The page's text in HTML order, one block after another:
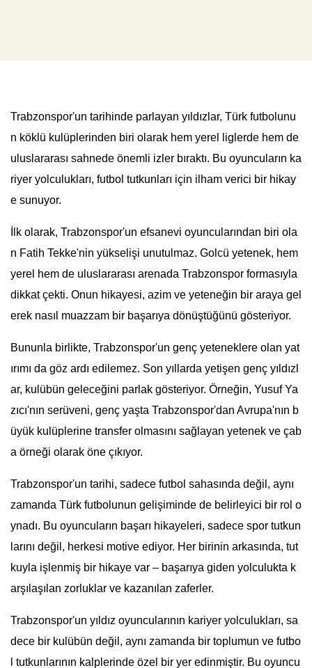
Trabzonspor'un tarihinde parlayan yıldızlar, Türk futbolunu
n köklü kulüplerinden biri olarak hem yerel liglerde hem de
uluslararası sahnede önemli izler bıraktı. Bu oyuncuların ka
riyer yolculukları, futbol tutkunları için ilham verici bir hikay
e sunuyor.
İlk olarak, Trabzonspor'un efsanevi oyuncularından biri ola
n Fatih Tekke'nin yükselişi unutulmaz. Golcü yetenek, hem
yerel hem de uluslararası arenada Trabzonspor formasıyla
dikkat çekti. Onun hikayesi, azim ve yeteneğin bir araya gel
erek nasıl muazzam bir başarıya dönüştüğünü gösteriyor.
Bununla birlikte, Trabzonspor'un genç yeteneklere olan yat
ırımı da göz ardı edilemez. Son yıllarda yetişen genç yıldızl
ar, kulübün geleceğini parlak gösteriyor. Örneğin, Yusuf Ya
zıcı'nın serüveni, genç yaşta Trabzonspor'dan Avrupa'nın b
üyük kulüplerine transfer olmasını sağlayan yetenek ve çab
a örneği olarak öne çıkıyor.
Trabzonspor'un tarihi, sadece futbol sahasında değil, aynı
zamanda Türk futbolunun gelişiminde de belirleyici bir rol o
ynadı. Bu oyuncuların başarı hikayeleri, sadece spor tutkun
larını değil, herkesi motive ediyor. Her birinin arkasında, tut
kuyla işlenmiş bir hikaye var – başarıya giden yolculukta k
arşılaşılan zorluklar ve kazanılan zaferler.
Trabzonspor'un yıldız oyuncularının kariyer yolculukları, sa
dece bir kulübün değil, aynı zamanda bir toplumun ve futbo
l tutkunlarının kalplerinde özel bir yer edinmiştir. Bu oyuncu